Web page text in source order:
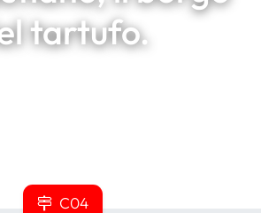
tartufo.
C04